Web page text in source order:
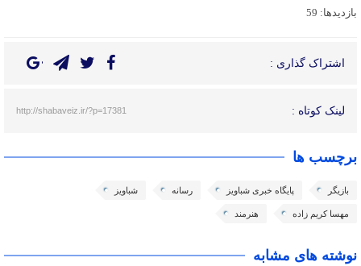
بازدیدها: 59
اشتراک گذاری :
لینک کوتاه : http://shabaveiz.ir/?p=17381
برچسب ها
بازیگر پایگاه خبری شباویز رسانه شباویز
مهسا کریم زاده هنرمند
نوشته های مشابه